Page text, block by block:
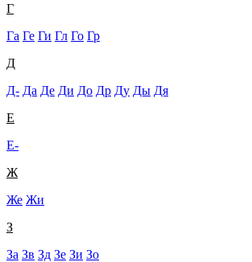
Г
Га Ге Ги Гл Го Гр
Д
Д- Да Де Ди До Др Ду Ды Дя
Е
Е-
Ж
Же Жи
З
За Зв Зд Зе Зи Зо